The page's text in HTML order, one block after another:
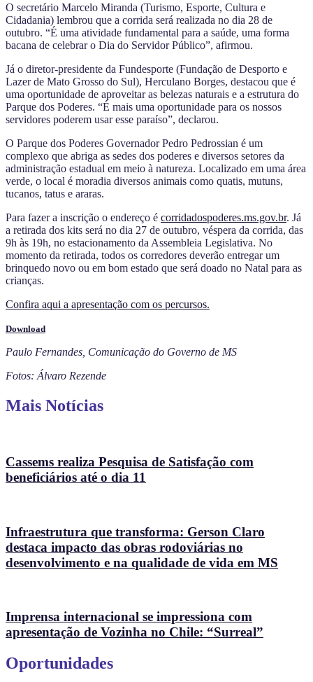
O secretário Marcelo Miranda (Turismo, Esporte, Cultura e
Cidadania) lembrou que a corrida será realizada no dia 28 de
outubro. “É uma atividade fundamental para a saúde, uma forma
bacana de celebrar o Dia do Servidor Público”, afirmou.
Já o diretor-presidente da Fundesporte (Fundação de Desporto e
Lazer de Mato Grosso do Sul), Herculano Borges, destacou que é
uma oportunidade de aproveitar as belezas naturais e a estrutura do
Parque dos Poderes. “É mais uma oportunidade para os nossos
servidores poderem usar esse paraíso”, declarou.
O Parque dos Poderes Governador Pedro Pedrossian é um
complexo que abriga as sedes dos poderes e diversos setores da
administração estadual em meio à natureza. Localizado em uma área
verde, o local é moradia diversos animais como quatis, mutuns,
tucanos, tatus e araras.
Para fazer a inscrição o endereço é corridadospoderes.ms.gov.br. Já
a retirada dos kits será no dia 27 de outubro, véspera da corrida, das
9h às 19h, no estacionamento da Assembleia Legislativa. No
momento da retirada, todos os corredores deverão entregar um
brinquedo novo ou em bom estado que será doado no Natal para as
crianças.
Confira aqui a apresentação com os percursos.
Download
Paulo Fernandes, Comunicação do Governo de MS
Fotos: Álvaro Rezende
Mais Notícias
Cassems realiza Pesquisa de Satisfação com
beneficiários até o dia 11
Infraestrutura que transforma: Gerson Claro
destaca impacto das obras rodoviárias no
desenvolvimento e na qualidade de vida em MS
Imprensa internacional se impressiona com
apresentação de Vozinha no Chile: “Surreal”
Oportunidades